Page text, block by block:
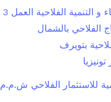
و التنمية الفلاحية العمل 3
الفلاحي بالشمال
بتويرف
للاستثمار الفلاحي ش.م.م